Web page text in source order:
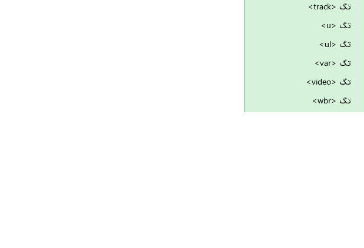
تگ <track>
تگ <u>
تگ <ul>
تگ <var>
تگ <video>
تگ <wbr>